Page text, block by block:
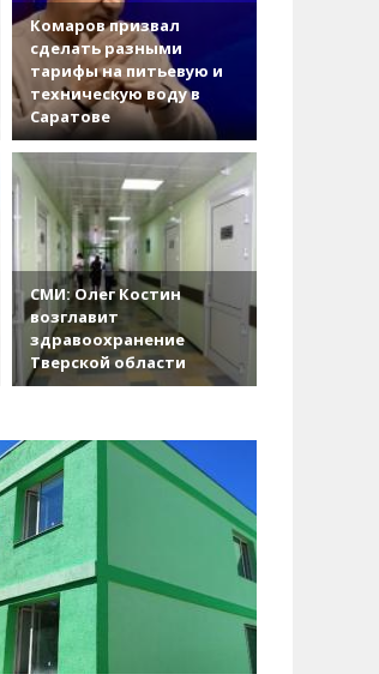
Комаров призвал
сделать разными
тарифы на питьевую и
техническую воду в
Саратове
СМИ: Олег Костин
возглавит
здравоохранение
Тверской области